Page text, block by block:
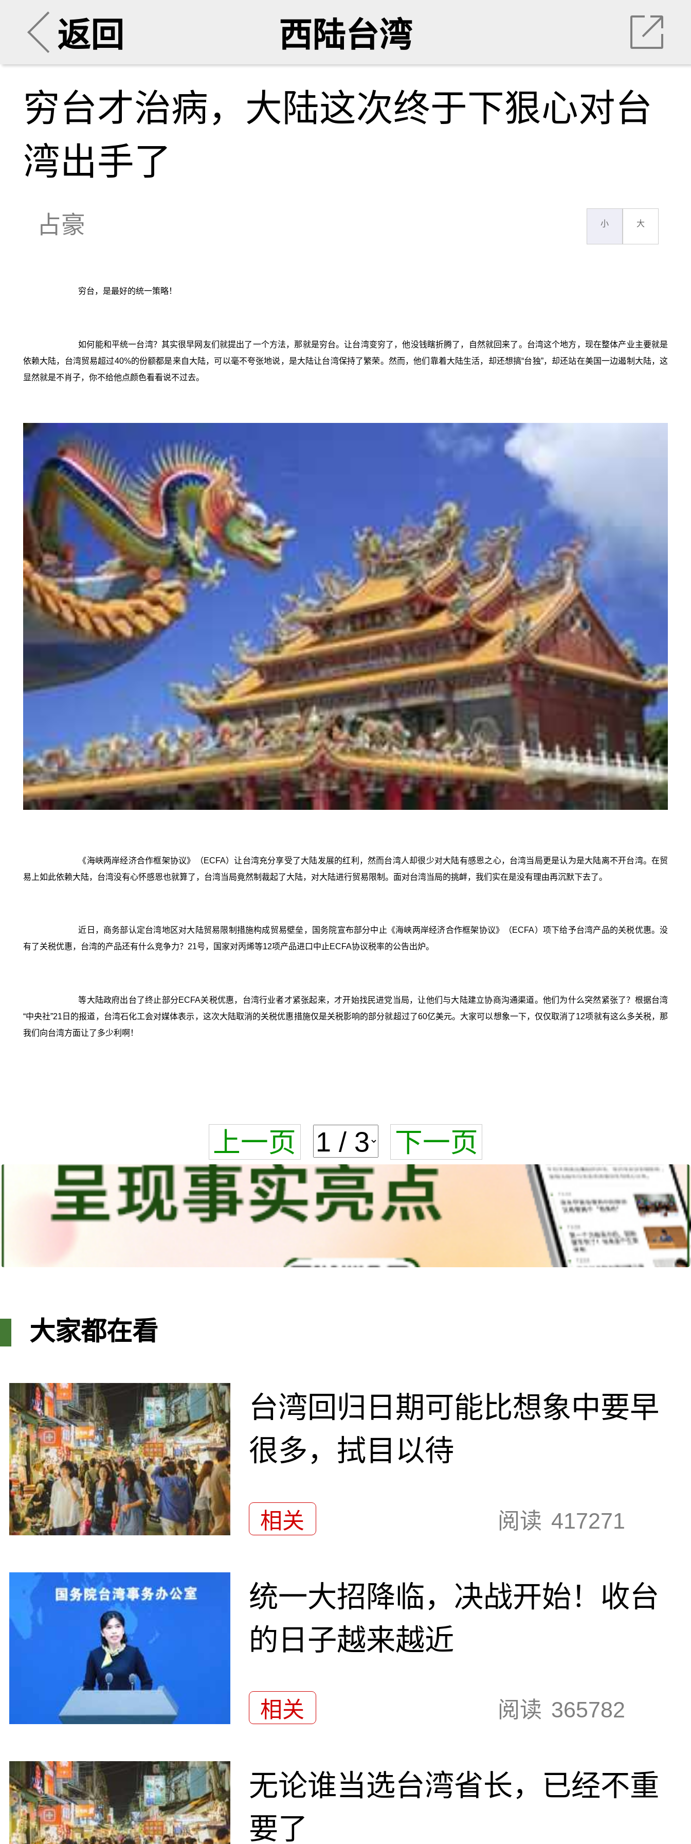
返回 西陆台湾
穷台才治病，大陆这次终于下狠心对台
湾出手了
占豪 小 大
穷台，是最好的统一策略！
如何能和平统一台湾？其实很早网友们就提出了一个方法，那就是穷台。让台湾变穷了，他没钱瞎折腾了，自然就回来了。台湾这个地方，现在整体产业主要就是
依赖大陆，台湾贸易超过40%的份额都是来自大陆，可以毫不夸张地说，是大陆让台湾保持了繁荣。然而，他们靠着大陆生活，却还想搞“台独”，却还站在美国一边遏制大陆，这
显然就是不肖子，你不给他点颜色看看说不过去。
《海峡两岸经济合作框架协议》（ECFA）让台湾充分享受了大陆发展的红利，然而台湾人却很少对大陆有感恩之心，台湾当局更是认为是大陆离不开台湾。在贸
易上如此依赖大陆，台湾没有心怀感恩也就算了，台湾当局竟然制裁起了大陆，对大陆进行贸易限制。面对台湾当局的挑衅，我们实在是没有理由再沉默下去了。
近日，商务部认定台湾地区对大陆贸易限制措施构成贸易壁垒，国务院宣布部分中止《海峡两岸经济合作框架协议》（ECFA）项下给予台湾产品的关税优惠。没
有了关税优惠，台湾的产品还有什么竞争力？21号，国家对丙烯等12项产品进口中止ECFA协议税率的公告出炉。
等大陆政府出台了终止部分ECFA关税优惠，台湾行业者才紧张起来，才开始找民进党当局，让他们与大陆建立协商沟通渠道。他们为什么突然紧张了？根据台湾
“中央社”21日的报道，台湾石化工会对媒体表示，这次大陆取消的关税优惠措施仅是关税影响的部分就超过了60亿美元。大家可以想象一下，仅仅取消了12项就有这么多关税，那
我们向台湾方面让了多少利啊！
上一页 下一页
大家都在看
台湾回归日期可能比想象中要早
很多，拭目以待
相关 阅读 417271
统一大招降临，决战开始！收台
的日子越来越近
相关 阅读 365782
无论谁当选台湾省长，已经不重
要了